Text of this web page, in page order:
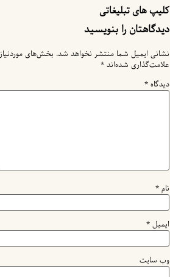
کلیپ های تبلیغاتی
دیدگاهتان را بنویسید
نشانی ایمیل شما منتشر نخواهد شد. بخش‌های موردنیاز
علامت‌گذاری شده‌اند*
دیدگاه*
نام*
ایمیل*
وب‌ سایت